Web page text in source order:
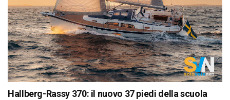
Hallberg-Rassy 370: il nuovo 37 piedi della scuola